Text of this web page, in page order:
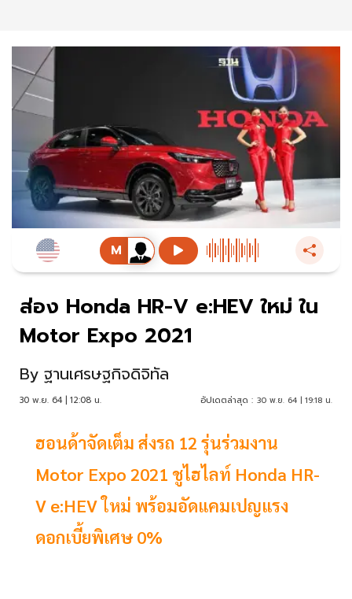
ส่อง Honda HR-V e:HEV ใหม่ ใน
Motor Expo 2021
By ฐานเศรษฐกิจดิจิทัล
30 พ.ย. 64 | 12:08 น. อัปเดตล่าสุด : 30 พ.ย. 64 | 19:18 น.
ฮอนด้าจัดเต็ม ส่งรถ 12 รุ่นร่วมงาน
Motor Expo 2021 ชูไฮไลท์ Honda HR-
V e:HEV ใหม่ พร้อมอัดแคมเปญแรง
ดอกเบี้ยพิเศษ 0%